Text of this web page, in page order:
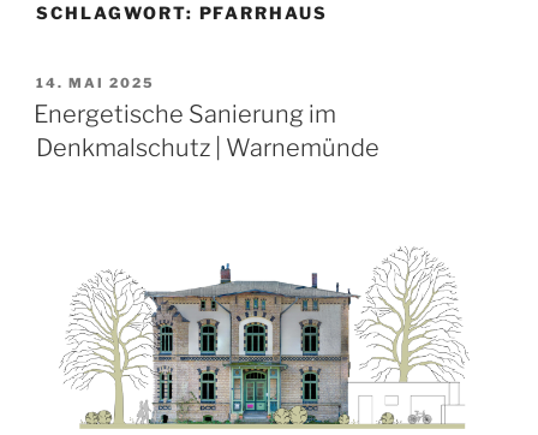
SCHLAGWORT: PFARRHAUS
VERÖFFENTLICHT
AM
14. MAI 2025
Energetische Sanierung im
Denkmalschutz | Warnemünde